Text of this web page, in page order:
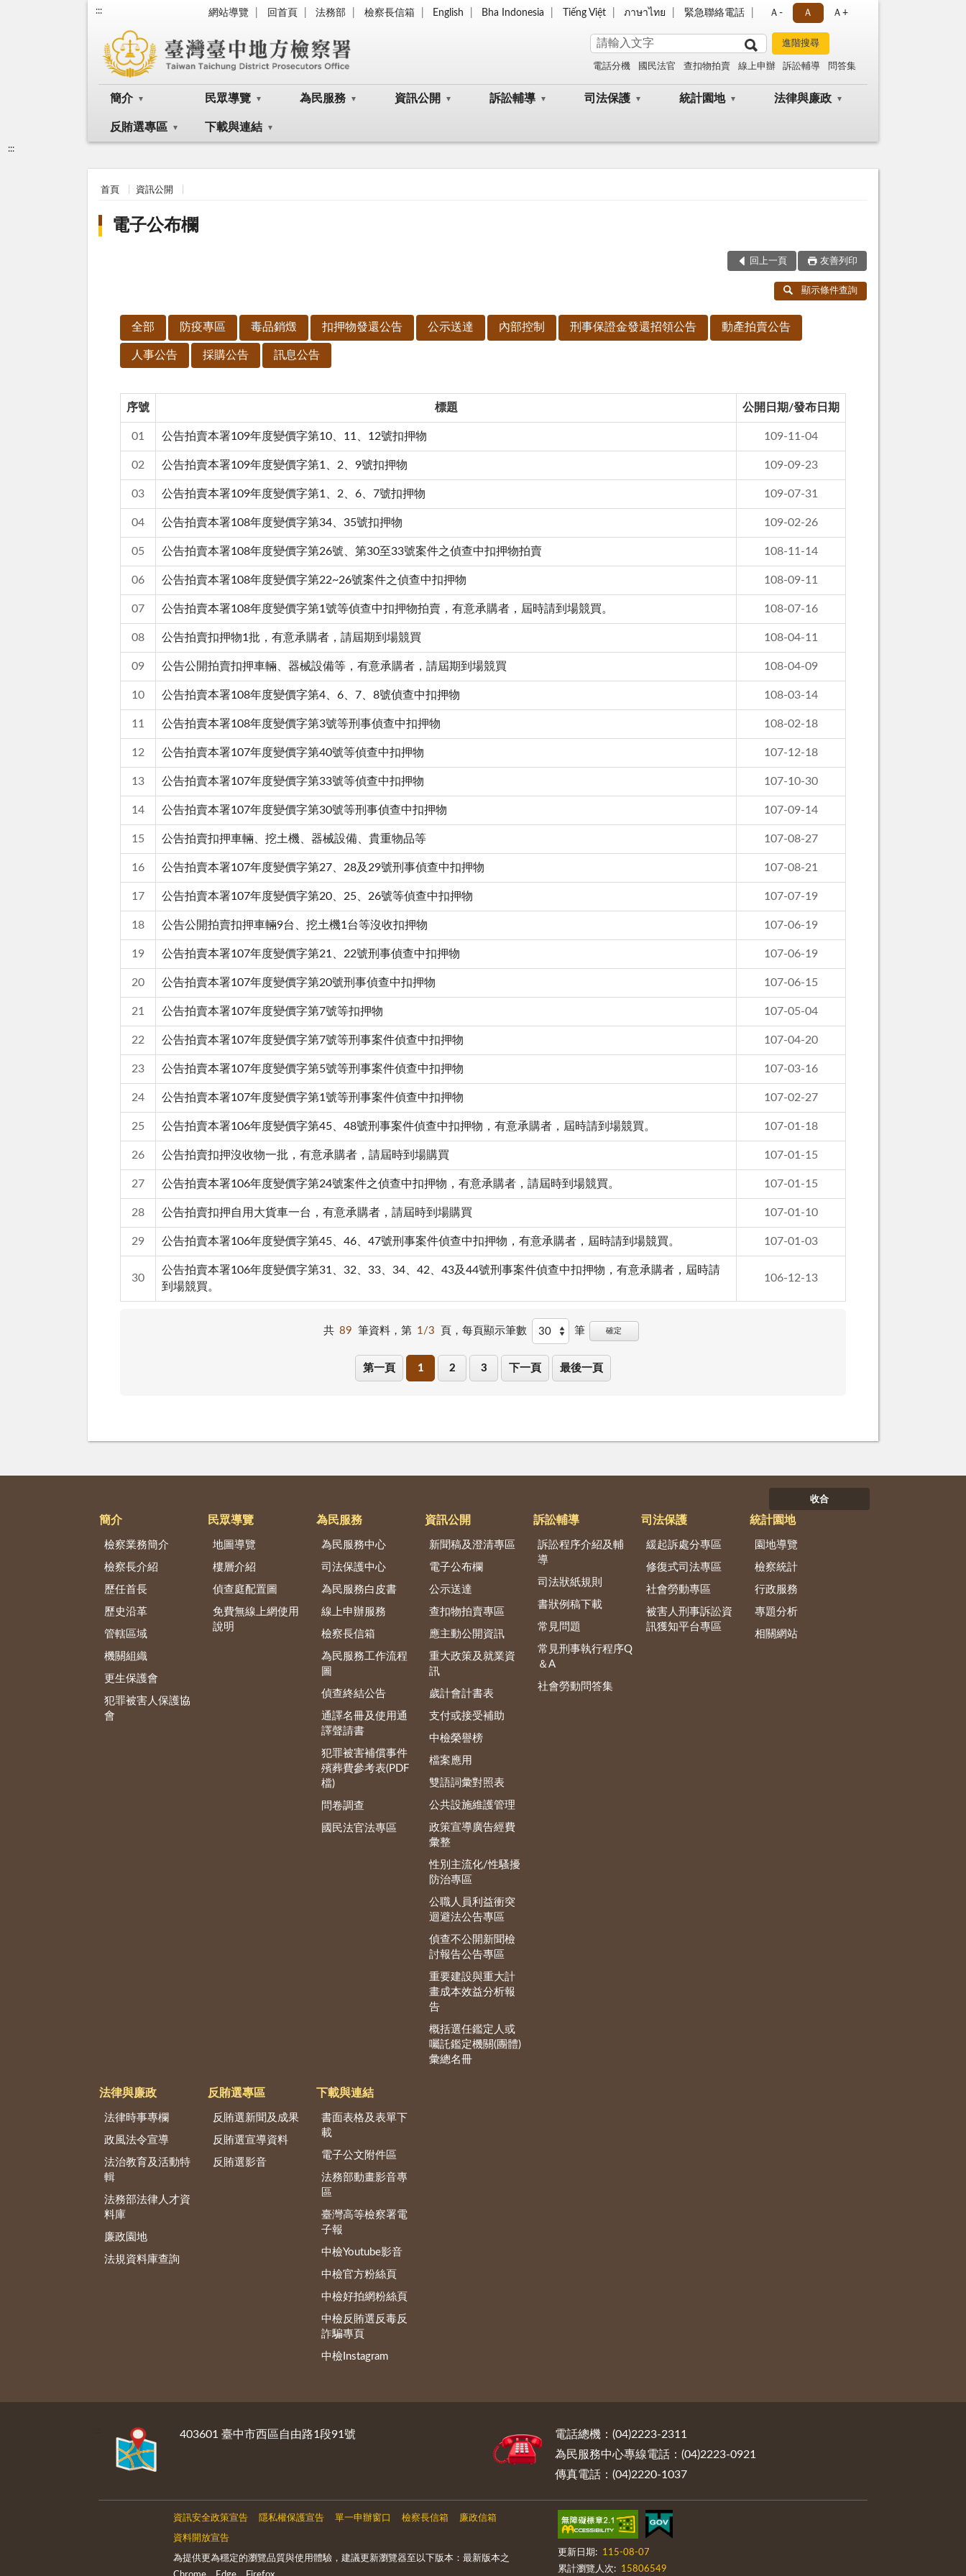
::: 網站導覽 回首頁 法務部 檢察長信箱 English Bha Indonesia Tiếng Việt ภาษาไทย 緊急聯絡電話 Ａ- Ａ Ａ+
電話分機 國民法官 查扣物拍賣 線上申辦 訴訟輔導 問答集
簡介 民眾導覽 為民服務 資訊公開 訴訟輔導 司法保護 統計園地 法律與廉政
反賄選專區 下載與連結
:::
首頁 資訊公開
電子公布欄
回上一頁 友善列印
顯示條件查詢
全部 防疫專區 毒品銷燬 扣押物發還公告 公示送達 內部控制 刑事保證金發還招領公告 動產拍賣公告
人事公告 採購公告 訊息公告
序號 標題 公開日期/發布日期
01 公告拍賣本署109年度變價字第10、11、12號扣押物 109-11-04
02 公告拍賣本署109年度變價字第1、2、9號扣押物 109-09-23
03 公告拍賣本署109年度變價字第1、2、6、7號扣押物 109-07-31
04 公告拍賣本署108年度變價字第34、35號扣押物 109-02-26
05 公告拍賣本署108年度變價字第26號、第30至33號案件之偵查中扣押物拍賣 108-11-14
06 公告拍賣本署108年度變價字第22~26號案件之偵查中扣押物 108-09-11
07 公告拍賣本署108年度變價字第1號等偵查中扣押物拍賣，有意承購者，屆時請到場競買。 108-07-16
08 公告拍賣扣押物1批，有意承購者，請屆期到場競買 108-04-11
09 公告公開拍賣扣押車輛、器械設備等，有意承購者，請屆期到場競買 108-04-09
10 公告拍賣本署108年度變價字第4、6、7、8號偵查中扣押物 108-03-14
11 公告拍賣本署108年度變價字第3號等刑事偵查中扣押物 108-02-18
12 公告拍賣本署107年度變價字第40號等偵查中扣押物 107-12-18
13 公告拍賣本署107年度變價字第33號等偵查中扣押物 107-10-30
14 公告拍賣本署107年度變價字第30號等刑事偵查中扣押物 107-09-14
15 公告拍賣扣押車輛、挖土機、器械設備、貴重物品等 107-08-27
16 公告拍賣本署107年度變價字第27、28及29號刑事偵查中扣押物 107-08-21
17 公告拍賣本署107年度變價字第20、25、26號等偵查中扣押物 107-07-19
18 公告公開拍賣扣押車輛9台、挖土機1台等沒收扣押物 107-06-19
19 公告拍賣本署107年度變價字第21、22號刑事偵查中扣押物 107-06-19
20 公告拍賣本署107年度變價字第20號刑事偵查中扣押物 107-06-15
21 公告拍賣本署107年度變價字第7號等扣押物 107-05-04
22 公告拍賣本署107年度變價字第7號等刑事案件偵查中扣押物 107-04-20
23 公告拍賣本署107年度變價字第5號等刑事案件偵查中扣押物 107-03-16
24 公告拍賣本署107年度變價字第1號等刑事案件偵查中扣押物 107-02-27
25 公告拍賣本署106年度變價字第45、48號刑事案件偵查中扣押物，有意承購者，屆時請到場競買。 107-01-18
26 公告拍賣扣押沒收物一批，有意承購者，請屆時到場購買 107-01-15
27 公告拍賣本署106年度變價字第24號案件之偵查中扣押物，有意承購者，請屆時到場競買。 107-01-15
28 公告拍賣扣押自用大貨車一台，有意承購者，請屆時到場購買 107-01-10
29 公告拍賣本署106年度變價字第45、46、47號刑事案件偵查中扣押物，有意承購者，屆時請到場競買。 107-01-03
30
公告拍賣本署106年度變價字第31、32、33、34、42、43及44號刑事案件偵查中扣押物，有意承購者，屆時請
到場競買。
106-12-13
共 89 筆資料，第 1/3 頁， 每頁顯示筆數 筆 確定
第一頁 1 2 3 下一頁 最後一頁
收合
簡介
檢察業務簡介
檢察長介紹
歷任首長
歷史沿革
管轄區域
機關組織
更生保護會
犯罪被害人保護協
會
民眾導覽
地圖導覽
樓層介紹
偵查庭配置圖
免費無線上網使用
說明
為民服務
為民服務中心
司法保護中心
為民服務白皮書
線上申辦服務
檢察長信箱
為民服務工作流程
圖
偵查終結公告
通譯名冊及使用通
譯聲請書
犯罪被害補償事件
殯葬費參考表(PDF
檔)
問卷調查
國民法官法專區
資訊公開
新聞稿及澄清專區
電子公布欄
公示送達
查扣物拍賣專區
應主動公開資訊
重大政策及就業資
訊
歲計會計書表
支付或接受補助
中檢榮譽榜
檔案應用
雙語詞彙對照表
公共設施維護管理
政策宣導廣告經費
彙整
性別主流化/性騷擾
防治專區
公職人員利益衝突
迴避法公告專區
偵查不公開新聞檢
討報告公告專區
重要建設與重大計
畫成本效益分析報
告
概括選任鑑定人或
囑託鑑定機關(團體)
彙總名冊
訴訟輔導
訴訟程序介紹及輔
導
司法狀紙規則
書狀例稿下載
常見問題
常見刑事執行程序Q
＆A
社會勞動問答集
司法保護
緩起訴處分專區
修復式司法專區
社會勞動專區
被害人刑事訴訟資
訊獲知平台專區
統計園地
園地導覽
檢察統計
行政服務
專題分析
相關網站
法律與廉政
法律時事專欄
政風法令宣導
法治教育及活動特
輯
法務部法律人才資
料庫
廉政園地
法規資料庫查詢
反賄選專區
反賄選新聞及成果
反賄選宣導資料
反賄選影音
下載與連結
書面表格及表單下
載
電子公文附件區
法務部動畫影音專
區
臺灣高等檢察署電
子報
中檢Youtube影音
中檢官方粉絲頁
中檢好拍網粉絲頁
中檢反賄選反毒反
詐騙專頁
中檢Instagram
403601 臺中市西區自由路1段91號
電話總機：(04)2223-2311
為民服務中心專線電話：(04)2223-0921
傳真電話：(04)2220-1037
資訊安全政策宣告 隱私權保護宣告 單一申辦窗口 檢察長信箱 廉政信箱
資料開放宣告
為提供更為穩定的瀏覽品質與使用體驗，建議更新瀏覽器至以下版本：最新版本之
更新日期:
115-08-07
累計瀏覽人次:
15806549